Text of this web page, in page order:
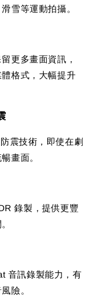
雪等運動拍攝。
更多畫面資訊，
格式，大幅提升
震技術，即使在劇
畫面。
錄製，提供更豐
音訊錄製能力，有
險。